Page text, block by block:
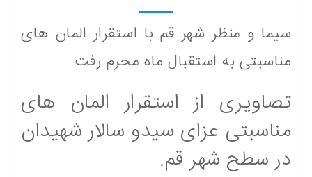
سیما و منظر شهر قم با استقرار المان های
مناسبتی به استقبال ماه محرم رفت
تصاویری از استقرار المان های
مناسبتی عزای سیدو سالار شهیدان
در سطح شهر قم.